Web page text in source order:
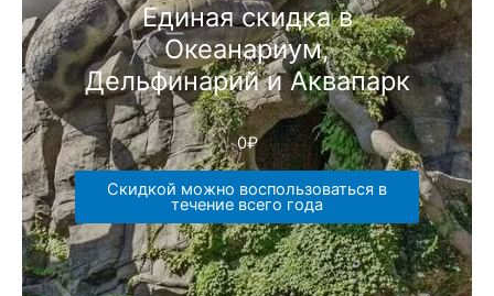
Единая скидка в
Океанариум,
Дельфинарий и Аквапарк
0₽
Скидкой можно воспользоваться в
течение всего года